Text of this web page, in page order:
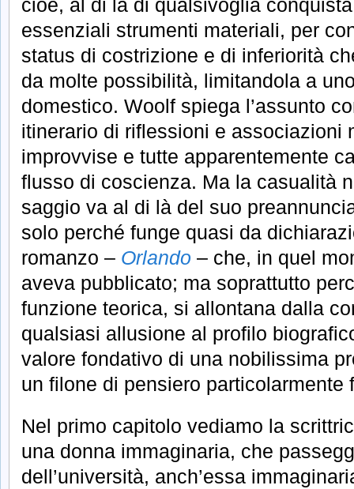
cioè, al di là di qualsivoglia
essenziali strumenti materiali, per
status di costrizione e di inferiorità
da molte possibilità, limitandola a
domestico. Woolf spiega l’assunto
itinerario di riflessioni e associazioni
improvvise e tutte apparentemente
flusso di coscienza. Ma la casualità
saggio va al di là del suo
solo perché funge quasi da
romanzo – Orlando – che, in quel
aveva pubblicato; ma soprattutto
funzione teorica, si allontana dalla
qualsiasi allusione al profilo
valore fondativo di una nobilissima
un filone di pensiero particolarmente
Nel primo capitolo vediamo la
una donna immaginaria, che
dell’università, anch’essa